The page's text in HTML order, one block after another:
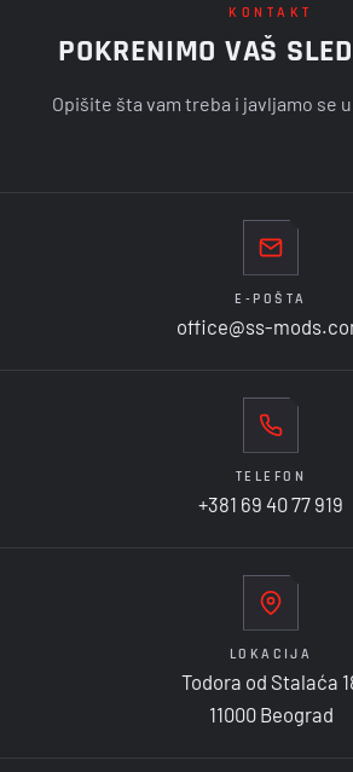
KONTAKT
POKRENIMO VAŠ
Opišite šta vam treba i javljamo se
E-POŠTA
office@ss-
TELEFON
+381 69 40 77 919
LOKACIJA
Todora od Stalaća
11000 Beograd